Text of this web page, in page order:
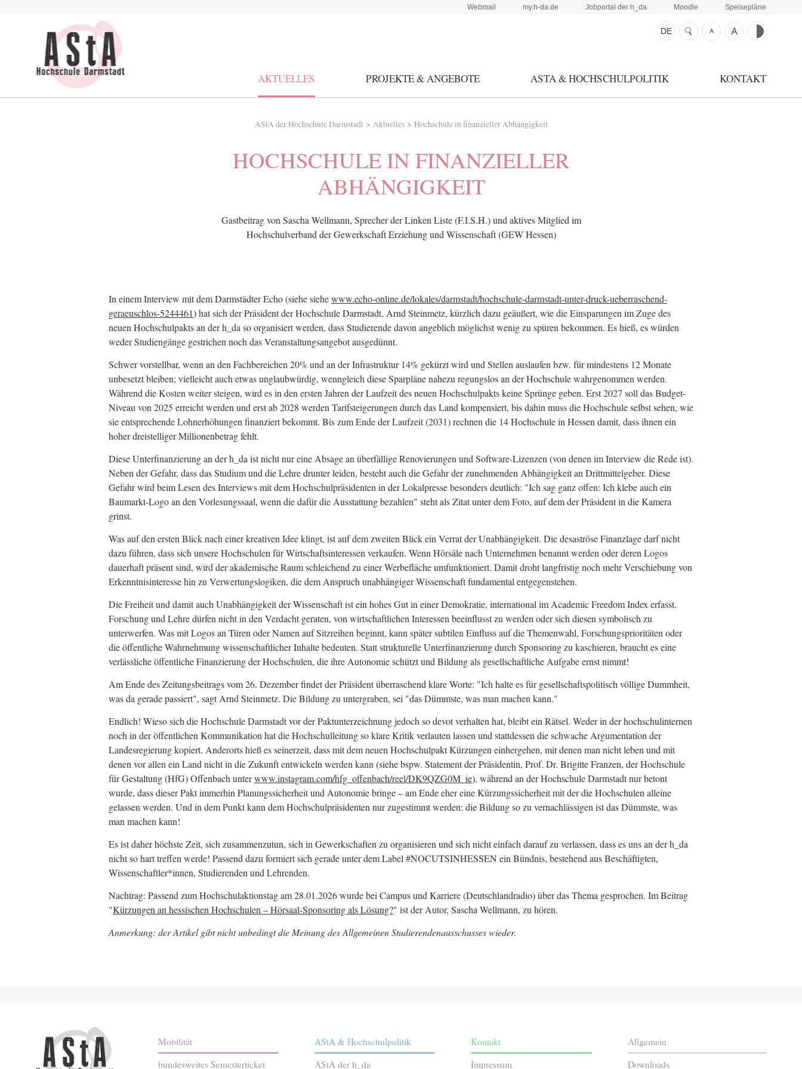
Webmail my.h-da.de Jobportal der h_da Moodle Speisepläne
AKTUELLES PROJEKTE & ANGEBOTE ASTA & HOCHSCHULPOLITIK KONTAKT
DE
SucheSchrift kleiner
AStA der Hochschule Darmstadt> Aktuelles> Hochschule in finanzieller Abhängigkeit
HOCHSCHULE IN FINANZIELLER
ABHÄNGIGKEIT
Gastbeitrag von Sascha Wellmann, Sprecher der Linken Liste (F.I.S.H.) und aktives Mitglied im
Hochschulverband der Gewerkschaft Erziehung und Wissenschaft (GEW Hessen)
In einem Interview mit dem Darmstädter Echo (siehe siehewww.echo-online.de/lokales/darmstadt/hochschule-darmstadt-unter-druck-ueberraschend-
geraeuschlos-5244461) hat sich der Präsident der Hochschule Darmstadt, Arnd Steinmetz, kürzlich dazu geäußert, wie die Einsparungen im Zuge des
neuen Hochschulpakts an der h_da so organisiert werden, dass Studierende davon angeblich möglichst wenig zu spüren bekommen. Es hieß, es würden
weder Studiengänge gestrichen noch das Veranstaltungsangebot ausgedünnt.
Schwer vorstellbar, wenn an den Fachbereichen 20% und an der Infrastruktur 14% gekürzt wird und Stellen auslaufen bzw. für mindestens 12 Monate
unbesetzt bleiben; vielleicht auch etwas unglaubwürdig, wenngleich diese Sparpläne nahezu regungslos an der Hochschule wahrgenommen werden.
Während die Kosten weiter steigen, wird es in den ersten Jahren der Laufzeit des neuen Hochschulpakts keine Sprünge geben. Erst 2027 soll das Budget-
Niveau von 2025 erreicht werden und erst ab 2028 werden Tarifsteigerungen durch das Land kompensiert, bis dahin muss die Hochschule selbst sehen, wie
sie entsprechende Lohnerhöhungen finanziert bekommt. Bis zum Ende der Laufzeit (2031) rechnen die 14 Hochschule in Hessen damit, dass ihnen ein
hoher dreistelliger Millionenbetrag fehlt.
Diese Unterfinanzierung an der h_da ist nicht nur eine Absage an überfällige Renovierungen und Software-Lizenzen (von denen im Interview die Rede ist).
Neben der Gefahr, dass das Studium und die Lehre drunter leiden, besteht auch die Gefahr der zunehmenden Abhängigkeit an Drittmittelgeber. Diese
Gefahr wird beim Lesen des Interviews mit dem Hochschulpräsidenten in der Lokalpresse besonders deutlich: "Ich sag ganz offen: Ich klebe auch ein
Baumarkt-Logo an den Vorlesungssaal, wenn die dafür die Ausstattung bezahlen" steht als Zitat unter dem Foto, auf dem der Präsident in die Kamera
grinst.
Was auf den ersten Blick nach einer kreativen Idee klingt, ist auf dem zweiten Blick ein Verrat der Unabhängigkeit. Die desaströse Finanzlage darf nicht
dazu führen, dass sich unsere Hochschulen für Wirtschaftsinteressen verkaufen. Wenn Hörsäle nach Unternehmen benannt werden oder deren Logos
dauerhaft präsent sind, wird der akademische Raum schleichend zu einer Werbefläche umfunktioniert. Damit droht langfristig noch mehr Verschiebung von
Erkenntnisinteresse hin zu Verwertungslogiken, die dem Anspruch unabhängiger Wissenschaft fundamental entgegenstehen.
Die Freiheit und damit auch Unabhängigkeit der Wissenschaft ist ein hohes Gut in einer Demokratie, international im Academic Freedom Index erfasst.
Forschung und Lehre dürfen nicht in den Verdacht geraten, von wirtschaftlichen Interessen beeinflusst zu werden oder sich diesen symbolisch zu
unterwerfen. Was mit Logos an Türen oder Namen auf Sitzreihen beginnt, kann später subtilen Einfluss auf die Themenwahl, Forschungsprioritäten oder
die öffentliche Wahrnehmung wissenschaftlicher Inhalte bedeuten. Statt strukturelle Unterfinanzierung durch Sponsoring zu kaschieren, braucht es eine
verlässliche öffentliche Finanzierung der Hochschulen, die ihre Autonomie schützt und Bildung als gesellschaftliche Aufgabe ernst nimmt!
Am Ende des Zeitungsbeitrags vom 26. Dezember findet der Präsident überraschend klare Worte: "Ich halte es für gesellschaftspolitisch völlige Dummheit,
was da gerade passiert", sagt Arnd Steinmetz. Die Bildung zu untergraben, sei "das Dümmste, was man machen kann."
Endlich! Wieso sich die Hochschule Darmstadt vor der Paktunterzeichnung jedoch so devot verhalten hat, bleibt ein Rätsel. Weder in der hochschulinternen
noch in der öffentlichen Kommunikation hat die Hochschulleitung so klare Kritik verlauten lassen und stattdessen die schwache Argumentation der
Landesregierung kopiert. Anderorts hieß es seinerzeit, dass mit dem neuen Hochschulpakt Kürzungen einhergehen, mit denen man nicht leben und mit
denen vor allen ein Land nicht in die Zukunft entwickeln werden kann (siehe bspw. Statement der Präsidentin, Prof. Dr. Brigitte Franzen, der Hochschule
für Gestaltung (HfG) Offenbach unterwww.instagram.com/hfg_offenbach/reel/DK9QZG0M_ie), während an der Hochschule Darmstadt nur betont
wurde, dass dieser Pakt immerhin Planungssicherheit und Autonomie bringe – am Ende eher eine Kürzungssicherheit mit der die Hochschulen alleine
gelassen werden. Und in dem Punkt kann dem Hochschulpräsidenten nur zugestimmt werden: die Bildung so zu vernachlässigen ist das Dümmste, was
man machen kann!
Es ist daher höchste Zeit, sich zusammenzutun, sich in Gewerkschaften zu organisieren und sich nicht einfach darauf zu verlassen, dass es uns an der h_da
nicht so hart treffen werde! Passend dazu formiert sich gerade unter dem Label #NOCUTSINHESSEN ein Bündnis, bestehend aus Beschäftigten,
Wissenschaftler*innen, Studierenden und Lehrenden.
Nachtrag: Passend zum Hochschulaktionstag am 28.01.2026 wurde bei Campus und Karriere (Deutschlandradio) über das Thema gesprochen. Im Beitrag
"Kürzungen an hessischen Hochschulen – Hörsaal-Sponsoring als Lösung?" ist der Autor, Sascha Wellmann, zu hören.
Anmerkung: der Artikel gibt nicht unbedingt die Meinung des Allgemeinen Studierendenausschusses wieder.
Mobilität
bundesweites Semesterticket
AStA & Hochschulpolitik
AStA der h_da
Kontakt
Impressum
Allgemein
Downloads